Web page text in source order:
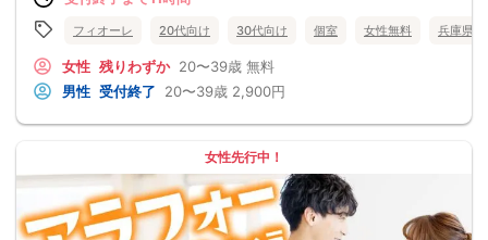
フィオーレ 20代向け 30代向け 個室 女性無料 兵庫県
女性 残りわずか 20〜39歳 無料
男性 受付終了 20〜39歳 2,900円
女性先行中！